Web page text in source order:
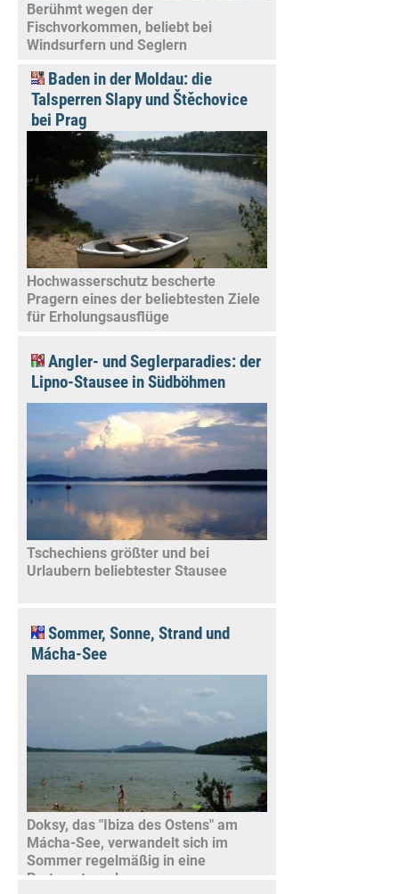
Berühmt wegen der
Fischvorkommen, beliebt bei
Windsurfern und Seglern
Baden in der Moldau: die
Talsperren Slapy und Štěchovice
bei Prag
Hochwasserschutz bescherte
Pragern eines der beliebtesten Ziele
für Erholungsausflüge
Angler- und Seglerparadies: der
Lipno-Stausee in Südböhmen
Tschechiens größter und bei
Urlaubern beliebtester Stausee
Sommer, Sonne, Strand und
Mácha-See
Doksy, das "Ibiza des Ostens" am
Mácha-See, verwandelt sich im
Sommer regelmäßig in eine
Partymetropole